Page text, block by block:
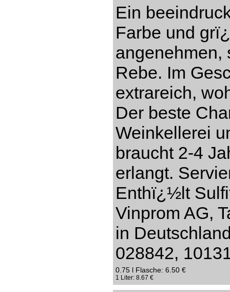
Ein
Farbe und
angenehmen,
Rebe. Im
extrareich,
Der beste
Weinkellerei
braucht 2-4
erlangt.
Enthï¿½lt
Vinprom AG,
in
028842,
0.75 l Flasche: 6.50 €
1 Liter: 8.67 €